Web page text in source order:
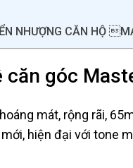
NHƯỢNG CĂN HỘ
căn góc
mát, rộng rãi,
hiện đại với tone